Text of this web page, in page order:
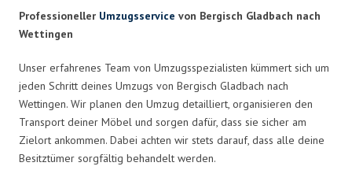
Professioneller Umzugsservice von Bergisch Gladbach nach
Wettingen
Unser erfahrenes Team von Umzugsspezialisten kümmert sich um
jeden Schritt deines Umzugs von Bergisch Gladbach nach
Wettingen. Wir planen den Umzug detailliert, organisieren den
Transport deiner Möbel und sorgen dafür, dass sie sicher am
Zielort ankommen. Dabei achten wir stets darauf, dass alle deine
Besitztümer sorgfältig behandelt werden.